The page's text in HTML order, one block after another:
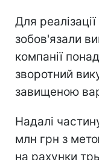
Для
зобов'язали
компанії
зворотний
завищеною
Надалі
млн грн з
на рахунки